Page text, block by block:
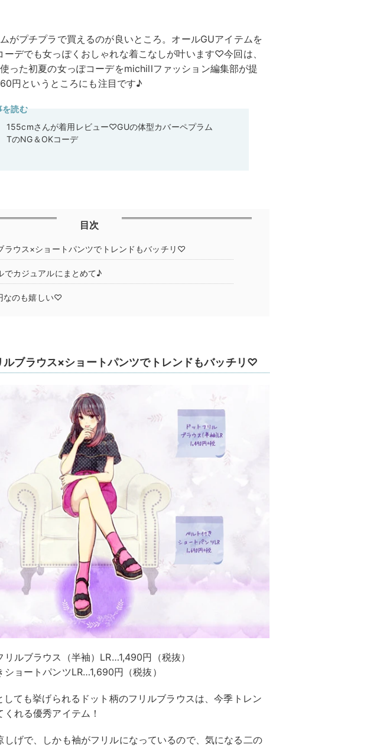
がプチプラで買えるのが良いところ。オールGUアイテムを
デでも女っぽくおしゃれな着こなしが叶います♡今回は、
った初夏の女っぽコーデをmichillファッション編集部が提
円というところにも注目です♪
を読む
155cmさんが着用レビュー♡GUの体型カバーペプラム
TのNG＆OKコーデ
目次
ラウス×ショートパンツでトレンドもバッチリ♡
でカジュアルにまとめて♪
なのも嬉しい♡
ルブラウス×ショートパンツでトレンドもバッチリ♡
リルブラウス（半袖）LR…1,490円（税抜）
ショートパンツLR…1,690円（税抜）
しても挙げられるドット柄のフリルブラウスは、今季トレン
れる優秀アイテム！
しげで、しかも袖がフリルになっているので、気になる二の